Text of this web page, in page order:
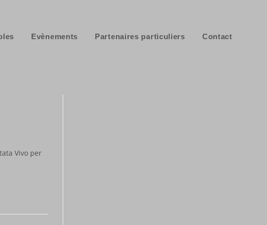
Evènements Partenaires particuliers Contact
Vivo per